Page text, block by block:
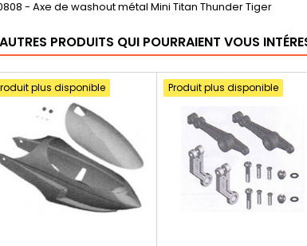
- Axe de washout métal Mini Titan Thunder Tiger
PRODUITS QUI POURRAIENT VOUS
plus disponible Produit plus disponible